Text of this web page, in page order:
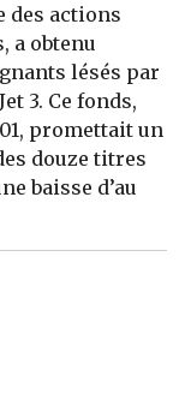
des actions
a obtenu
lésés par
3. Ce fonds,
promettait un
douze titres
baisse d’au